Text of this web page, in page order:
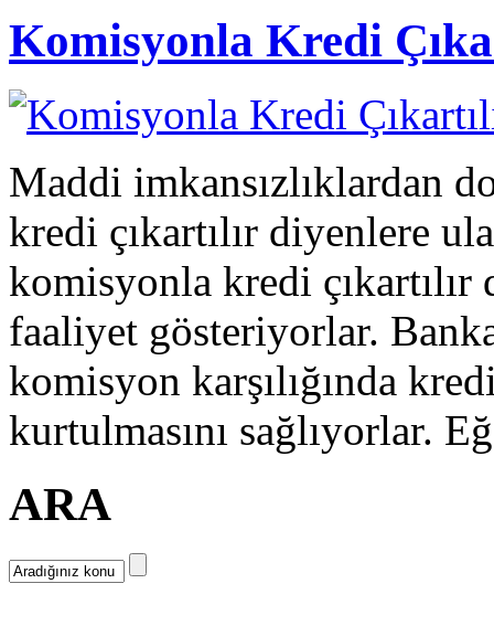
Komisyonla Kredi
Maddi imkansızlıklardan
kredi çıkartılır diyenlere
komisyonla kredi
faaliyet gösteriyorlar.
komisyon karşılığında
kurtulmasını sağlıyorlar.
ARA